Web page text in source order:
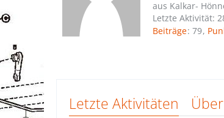
aus Kalkar-
Letzte Aktivität:
Beiträge 79
Letzte Aktivitäten